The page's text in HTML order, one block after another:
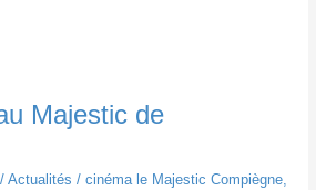
Majestic de
/ Actualités / cinéma le Majestic Compiègne,